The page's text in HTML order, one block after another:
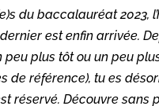
du baccalauréat 2023,
est enfin arrivée.
peu plus tôt ou un peu
de référence), tu es
réservé. Découvre sans